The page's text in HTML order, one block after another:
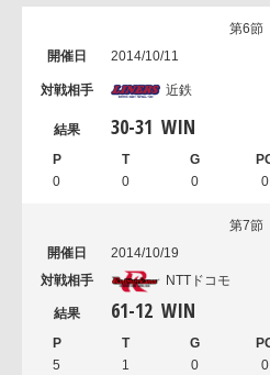
第6節
2014/10/11
近鉄
30-31 WIN
0 0 0 0
第7節
2014/10/19
NTTドコモ
61-12 WIN
5 1 0 0